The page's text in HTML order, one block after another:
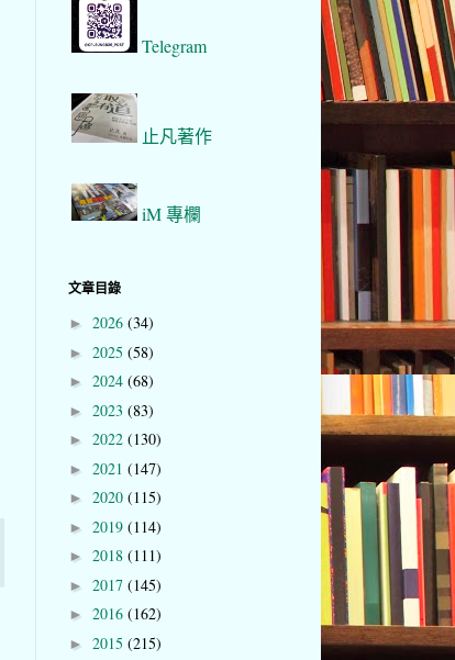
Telegram
止凡著作
iM 專欄
文章目錄
► 2026 (34)
► 2025 (58)
► 2024 (68)
► 2023 (83)
► 2022 (130)
► 2021 (147)
► 2020 (115)
► 2019 (114)
► 2018 (111)
► 2017 (145)
► 2016 (162)
► 2015 (215)